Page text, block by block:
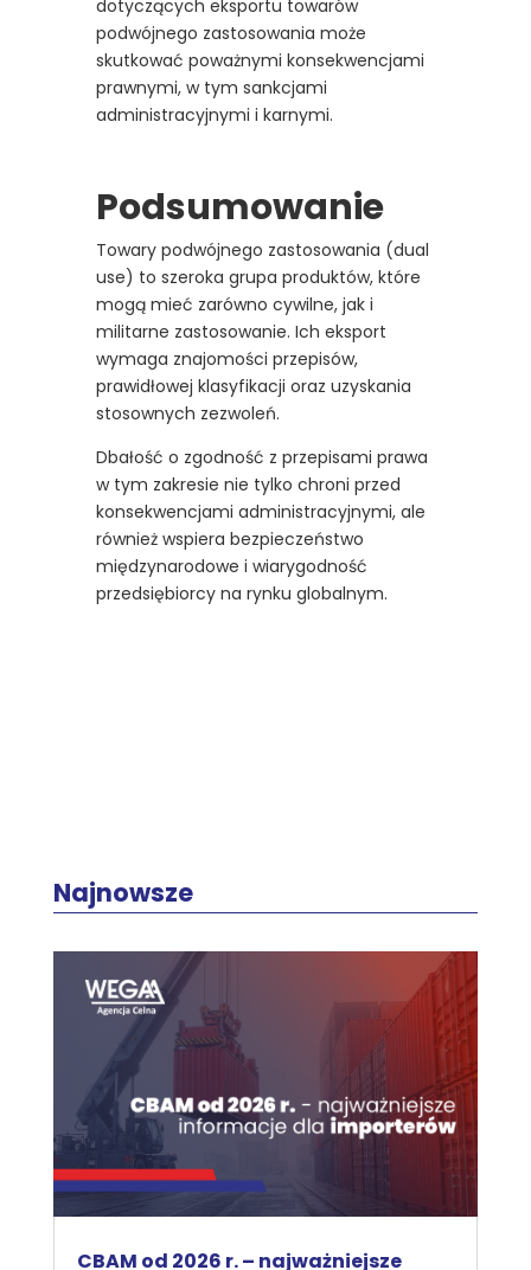
dotyczących eksportu towarów
podwójnego zastosowania może
skutkować poważnymi konsekwencjami
prawnymi, w tym sankcjami
administracyjnymi i karnymi.
Podsumowanie
Towary podwójnego zastosowania (dual
use) to szeroka grupa produktów, które
mogą mieć zarówno cywilne, jak i
militarne zastosowanie. Ich eksport
wymaga znajomości przepisów,
prawidłowej klasyfikacji oraz uzyskania
stosownych zezwoleń.
Dbałość o zgodność z przepisami prawa
w tym zakresie nie tylko chroni przed
konsekwencjami administracyjnymi, ale
również wspiera bezpieczeństwo
międzynarodowe i wiarygodność
przedsiębiorcy na rynku globalnym.
Najnowsze
CBAM od 2026 r. – najważniejsze